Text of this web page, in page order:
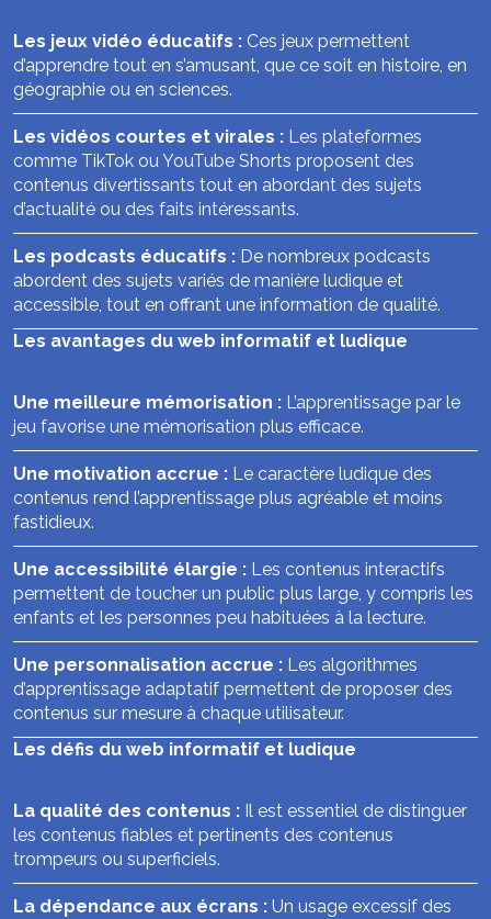
Les jeux vidéo éducatifs : Ces jeux permettent
d’apprendre tout en s’amusant, que ce soit en histoire, en
géographie ou en sciences.
Les vidéos courtes et virales : Les plateformes
comme TikTok ou YouTube Shorts proposent des
contenus divertissants tout en abordant des sujets
d’actualité ou des faits intéressants.
Les podcasts éducatifs : De nombreux podcasts
abordent des sujets variés de manière ludique et
accessible, tout en offrant une information de qualité.
Les avantages du web informatif et ludique
Une meilleure mémorisation : L’apprentissage par le
jeu favorise une mémorisation plus efficace.
Une motivation accrue : Le caractère ludique des
contenus rend l’apprentissage plus agréable et moins
fastidieux.
Une accessibilité élargie : Les contenus interactifs
permettent de toucher un public plus large, y compris les
enfants et les personnes peu habituées à la lecture.
Une personnalisation accrue : Les algorithmes
d’apprentissage adaptatif permettent de proposer des
contenus sur mesure à chaque utilisateur.
Les défis du web informatif et ludique
La qualité des contenus : Il est essentiel de distinguer
les contenus fiables et pertinents des contenus
trompeurs ou superficiels.
La dépendance aux écrans : Un usage excessif des